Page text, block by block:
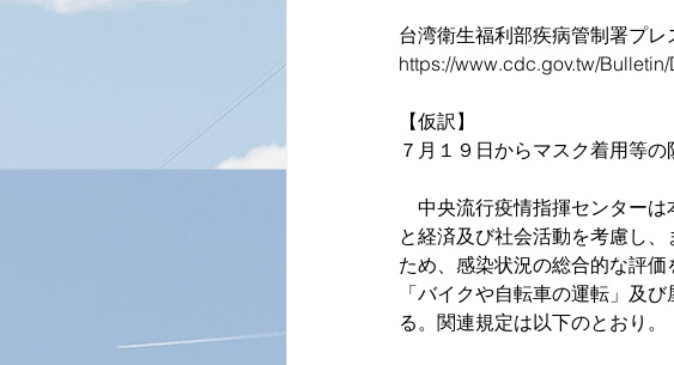
台湾衛生福利部疾病管制署プレ
https://www.cdc.gov.tw/
【仮訳】
７月１９日からマスク着用等
中央流行疫情指揮センターは
と経済及び社会活動を考慮し
ため、感染状況の総合的な評
「バイクや自転車の運転」及
る。関連規定は以下のとおり。